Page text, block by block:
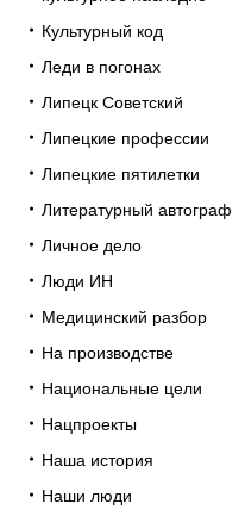
Культурный код
Леди в погонах
Липецк Советский
Липецкие профессии
Липецкие пятилетки
Литературный автограф
Личное дело
Люди ИН
Медицинский разбор
На производстве
Национальные цели
Нацпроекты
Наша история
Наши люди